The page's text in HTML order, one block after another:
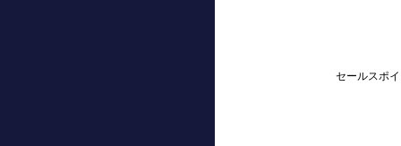
セールスポ